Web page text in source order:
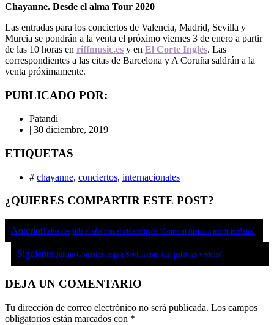
Chayanne. Desde el alma Tour 2020
Las entradas para los conciertos de Valencia, Madrid, Sevilla y
Murcia se pondrán a la venta el próximo viernes 3 de enero a partir
de las 10 horas en riffmusic.es y en El Corte Inglés. Las
correspondientes a las citas de Barcelona y A Coruña saldrán a la
venta próximamente.
PUBLICADO POR:
Patandi
| 30 diciembre, 2019
ETIQUETAS
# chayanne, conciertos, internacionales
¿QUIERES COMPARTIR ESTE POST?
AnteriorLeiva despide el año con el videoclip de ‘Como si fueras a morir mañana’
SiguienteQuique González llega a Sevilla con ‘Las palabras vividas’
DEJA UN COMENTARIO
Tu dirección de correo electrónico no será publicada. Los campos
obligatorios están marcados con *